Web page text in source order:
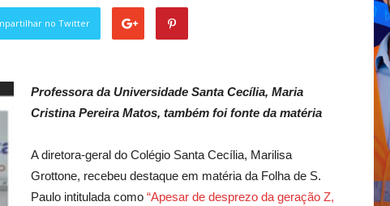
no Twitter
Professora da Universidade Santa Cecília, Maria
Cristina Pereira Matos, também foi fonte da matéria
A diretora-geral do Colégio Santa Cecília, Marilisa
Grottone, recebeu destaque em matéria da Folha de S.
Paulo intitulada como “Apesar de desprezo da geração Z,